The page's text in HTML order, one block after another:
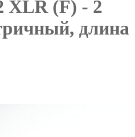
XLR (F) - 2
длина